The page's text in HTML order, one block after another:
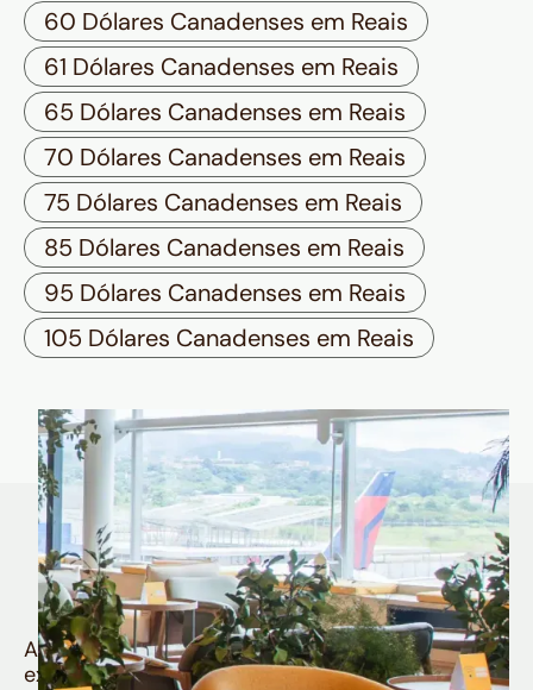
60 Dólares Canadenses em Reais
61 Dólares Canadenses em Reais
65 Dólares Canadenses em Reais
70 Dólares Canadenses em Reais
75 Dólares Canadenses em Reais
85 Dólares Canadenses em Reais
95 Dólares Canadenses em Reais
105 Dólares Canadenses em Reais
Quem é Nomad tem
muito mais
Aproveite todos os benefícios e vantagens
exclusivas da sua Conta Internacional